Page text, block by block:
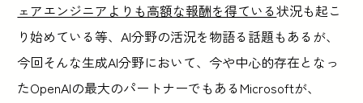
ェアエンジニアよりも高額な報酬を得ている状況も起こ
り始めている等、AI分野の活況を物語る話題もあるが、
今回そんな生成AI分野において、今や中心的存在となっ
たOpenAIの最大のパートナーでもあるMicrosoftが、